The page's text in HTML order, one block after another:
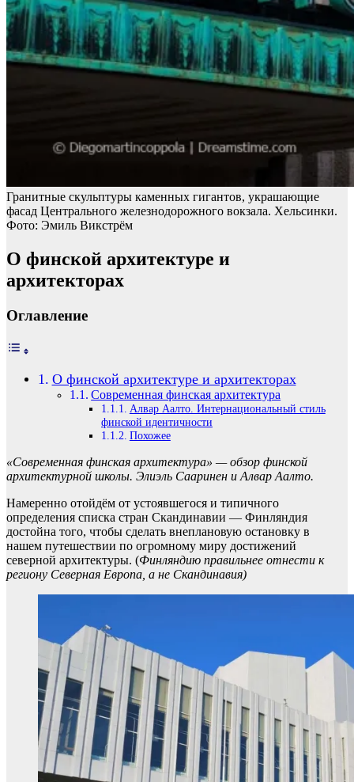
Гранитные скульптуры каменных гигантов, украшающие
фасад Центрального железнодорожного вокзала. Хельсинки.
Фото: Эмиль Викстрём
О финской архитектуре и
архитекторах
Оглавление
О финской архитектуре и архитекторах
Современная финская архитектура
Алвар Аалто. Интернациональный стиль
финской идентичности
Похожее
«Современная финская архитектура» — обзор финской
архитектурной школы. Элиэль Сааринен и Алвар Аалто.
Намеренно отойдём от устоявшегося и типичного
определения списка стран Скандинавии — Финляндия
достойна того, чтобы сделать внеплановую остановку в
нашем путешествии по огромному миру достижений
северной архитектуры. (Финляндию правильнее отнести к
региону Северная Европа, а не Скандинавия)